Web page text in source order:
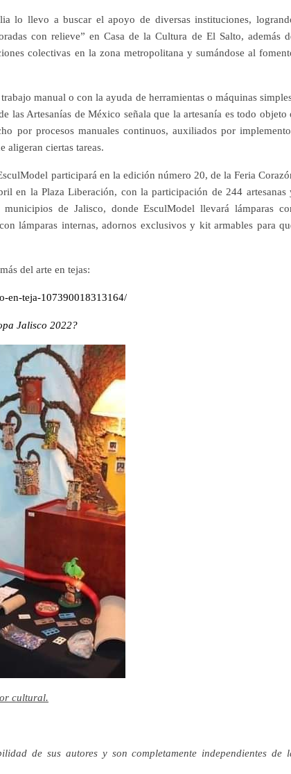
lo llevo a buscar el apoyo de diversas instituciones,
con relieve” en Casa de la Cultura de El Salto, además
colectivas en la zona metropolitana y sumándose al
manual o con la ayuda de herramientas o máquinas
las Artesanías de México señala que la artesanía es todo objeto
por procesos manuales continuos, auxiliados por
aligeran ciertas tareas.
participará en la edición número 20, de la Feria
en la Plaza Liberación, con la participación de 244 artesanas
de Jalisco, donde EsculModel llevará lámparas
lámparas internas, adornos exclusivos y kit armables para
del arte en tejas:
en-teja-107390018313164/
Jalisco 2022?
cultural.
de sus autores y son completamente independientes de